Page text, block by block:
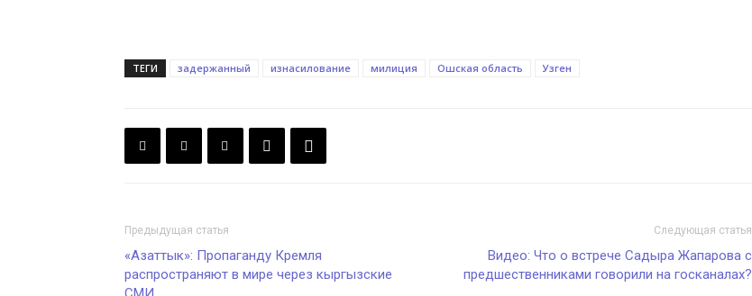
ТЕГИ задержанный изнасилование милиция Ошская область Узген
Предыдущая статья
«Азаттык»: Пропаганду Кремля
распространяют в мире через кыргызские
Следующая статья
Видео: Что о встрече Садыра Жапарова с
предшественниками говорили на госканалах?